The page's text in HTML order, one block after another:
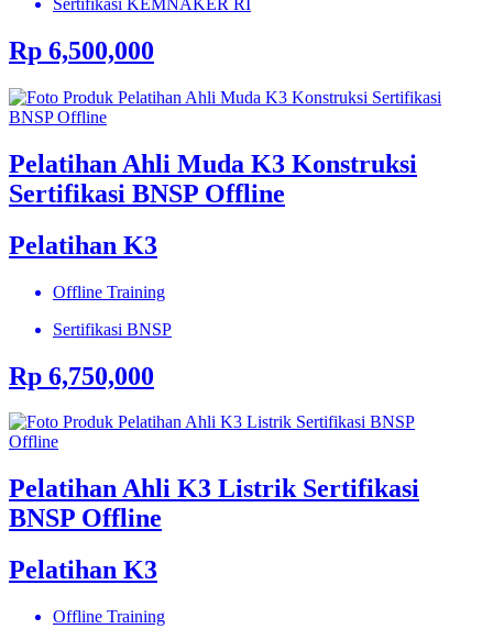
Sertifikasi KEMNAKER RI
Rp 6,500,000
Pelatihan Ahli Muda K3 Konstruksi
Sertifikasi BNSP Offline
Pelatihan K3
Offline Training
Sertifikasi BNSP
Rp 6,750,000
Pelatihan Ahli K3 Listrik Sertifikasi
BNSP Offline
Pelatihan K3
Offline Training